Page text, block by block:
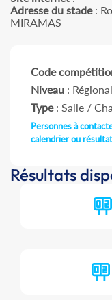
Adresse du stade:
MIRAMAS
Code
Niveau : Régional
Type: Salle /
Personnes à
calendrier ou
Résultats